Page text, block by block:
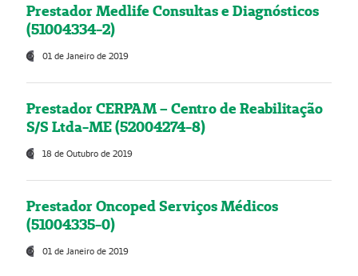
Prestador Medlife Consultas e Diagnósticos
(51004334-2)
01 de Janeiro de 2019
Prestador CERPAM – Centro de Reabilitação
S/S Ltda-ME (52004274-8)
18 de Outubro de 2019
Prestador Oncoped Serviços Médicos
(51004335-0)
01 de Janeiro de 2019